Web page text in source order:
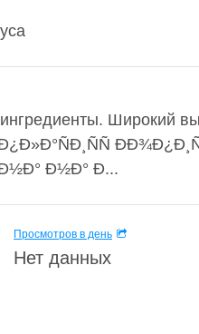
Широкий
Ð½Ð° Ð...
Просмотров в день
Нет данных